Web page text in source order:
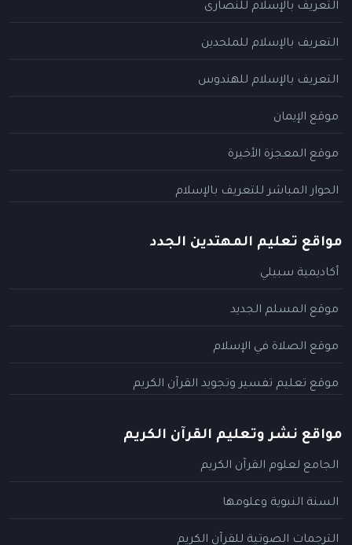
التعريف بالإسلام للنصارى
التعريف بالإسلام للملحدين
التعريف بالإسلام للهندوس
موقع الإيمان
موقع المعجزة الأخيرة
الحوار المباشر للتعريف بالإسلام
مواقع تعليم المهتدين الجدد
أكاديمية سبيلي
موقع المسلم الجديد
موقع الصلاة في الإسلام
موقع تعليم تفسير وتجويد القرآن الكريم
مواقع نشر وتعليم القرآن الكريم
الجامع لعلوم القرآن الكريم
السنة النبوية وعلومها
الترجمات الصوتية للقرآن الكريم